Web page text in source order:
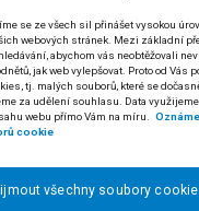
Sb., o dráhách, ve znění
způsobilosti k řízení
§ 45 odst. 4 věty prvé
způsobilosti
vozidel ve smyslu
se ze všech sil přinášet vysokou
webových stránek. Mezi základní
abychom vás neobtěžovali
jak web vylepšovat. Proto od Vás
tj. malých souborů, které se
za udělení souhlasu. Data
webu přímo Vám na míru.
cookie
všechny soubory cookie